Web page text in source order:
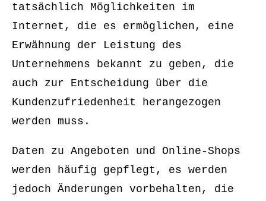
tatsächlich Möglichkeiten im
Internet, die es ermöglichen, eine
Erwähnung der Leistung des
Unternehmens bekannt zu geben, die
auch zur Entscheidung über die
Kundenzufriedenheit herangezogen
werden muss.
Daten zu Angeboten und Online-Shops
werden häufig gepflegt, es werden
jedoch Änderungen vorbehalten, die